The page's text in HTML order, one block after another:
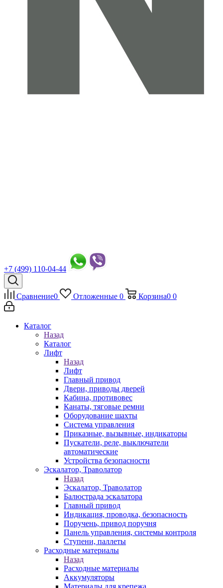
+7 (499) 110-04-44
Сравнение0 Отложенные 0 Корзина0 0
Каталог
Назад
Каталог
Лифт
Назад
Лифт
Главный привод
Двери, приводы дверей
Кабина, противовес
Канаты, тяговые ремни
Оборудование шахты
Система управления
Приказные, вызывные, индикаторы
Пускатели, реле, выключатели
автоматические
Устройства безопасности
Эскалатор, Траволатор
Назад
Эскалатор, Траволатор
Балюстрада эскалатора
Главный привод
Индикация, проводка, безопасность
Поручень, привод поручня
Панель управления, системы контроля
Ступени, паллеты
Расходные материалы
Назад
Расходные материалы
Аккумуляторы
Материалы для крепежа